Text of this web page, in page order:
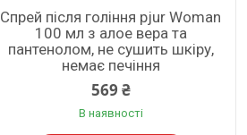
Спрей після гоління pjur Woman
100 мл з алое вера та
пантенолом, не сушить шкіру,
немає печіння
569 ₴
В наявності